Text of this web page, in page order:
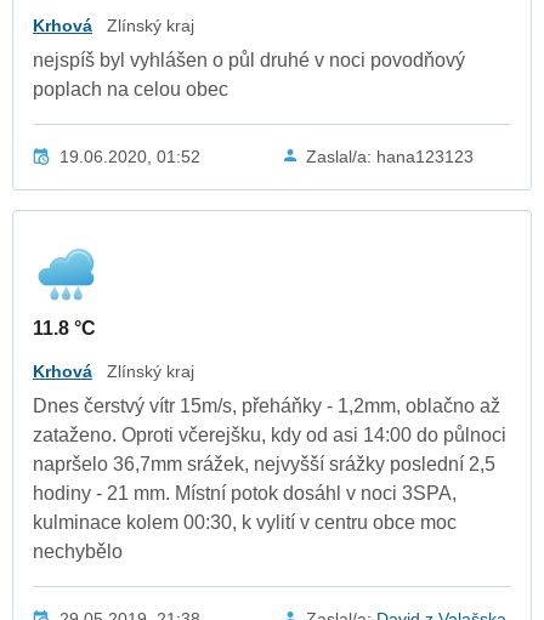
Krhová Zlínský kraj
nejspíš byl vyhlášen o půl druhé v noci povodňový
poplach na celou obec
19.06.2020, 01:52 Zaslal/a: hana123123
11.8 °C
Krhová Zlínský kraj
Dnes čerstvý vítr 15m/s, přeháňky - 1,2mm, oblačno až
zataženo. Oproti včerejšku, kdy od asi 14:00 do půlnoci
napršelo 36,7mm srážek, nejvyšší srážky poslední 2,5
hodiny - 21 mm. Místní potok dosáhl v noci 3SPA,
kulminace kolem 00:30, k vylití v centru obce moc
nechybělo